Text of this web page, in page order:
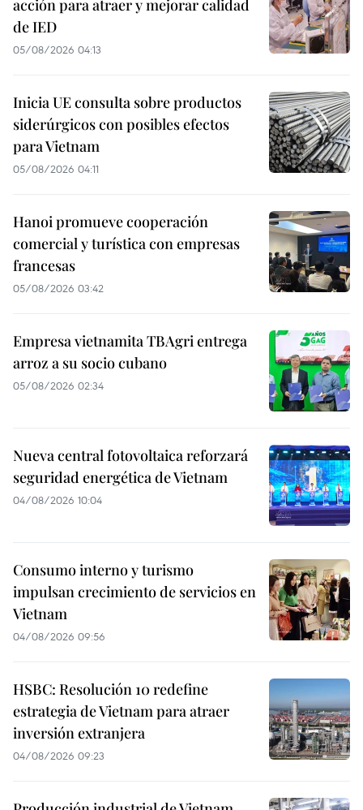
acción para atraer y mejorar calidad
de IED
05/08/2026 04:13
Inicia UE consulta sobre productos
siderúrgicos con posibles efectos
para Vietnam
05/08/2026 04:11
Hanoi promueve cooperación
comercial y turística con empresas
francesas
05/08/2026 03:42
Empresa vietnamita TBAgri entrega
arroz a su socio cubano
05/08/2026 02:34
Nueva central fotovoltaica reforzará
seguridad energética de Vietnam
04/08/2026 10:04
Consumo interno y turismo
impulsan crecimiento de servicios en
Vietnam
04/08/2026 09:56
HSBC: Resolución 10 redefine
estrategia de Vietnam para atraer
inversión extranjera
04/08/2026 09:23